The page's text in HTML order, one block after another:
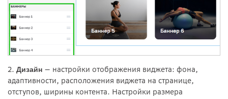
2. Дизайн — настройки отображения виджета: фона,
адаптивности, расположения виджета на странице,
отступов, ширины контента. Настройки размера